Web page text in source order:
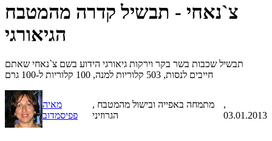
צ`נאחי - תבשיל קדרה מהמטבח
הגיאורגי
תבשיל שכבות בשר בקר וירקות גיאורגי הידוע בשם צ`נאחי שאתם
חייבים לנסות, 503 קלוריות למנה, 100 קלוריות ל-100 גרם
מאיה
פפיסמדוב
, מתמחה באפייה ובישול מהמטבח
הגרוזיני
,
03.01.2013